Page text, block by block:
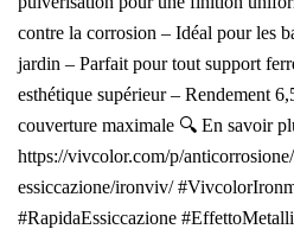
contre la corrosion – Idéal pour les
jardin – Parfait pour tout support
esthétique supérieur – Rendement
couverture maximale 🔍 En savoir
https://vivcolor.com/p/
essiccazione/ironviv/
#RapidaEssiccazione